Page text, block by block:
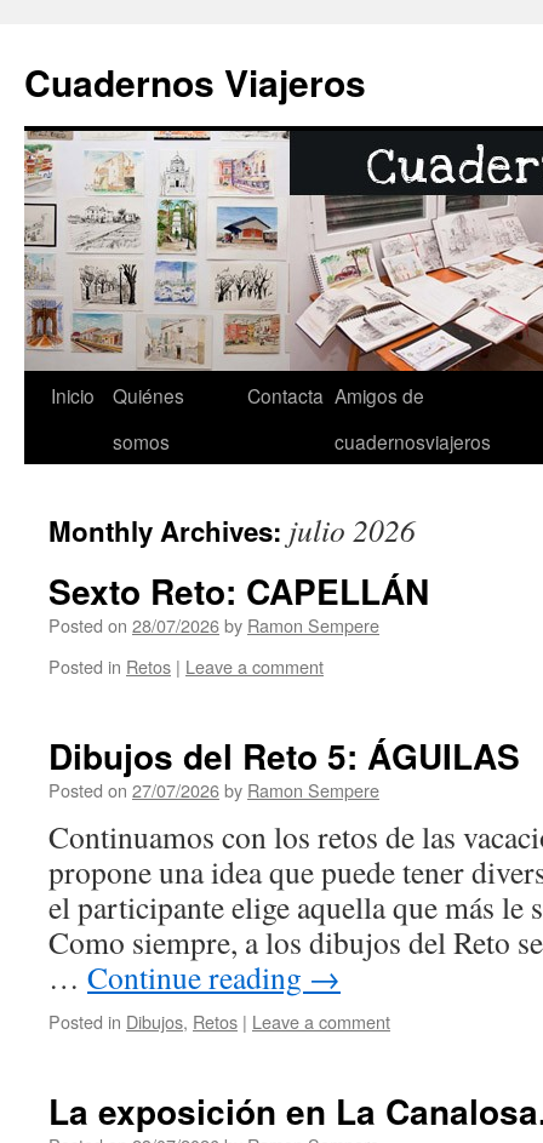
Cuadernos Viajeros
Skip
Inicio
Quiénes
somos
Contacta Amigos de
cuadernosviajeros
Monthly Archives: julio 2026
Sexto Reto: CAPELLÁN
Posted on 28/07/2026by Ramon Sempere
Posted in Retos | Leave a comment
Dibujos del Reto 5: ÁGUILAS
Posted on 27/07/2026by Ramon Sempere
Continuamos con los retos de las
propone una idea que puede tener
el participante elige aquella que más le
Como siempre, a los dibujos del Reto
… Continue reading →
Posted in Dibujos, Retos | Leave a comment
La exposición en La